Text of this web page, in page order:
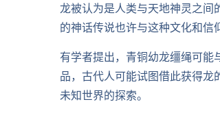
龙被认为是人类与天地神灵之
的神话传说也许与这种文化和信
有学者提出，青铜幼龙缰绳可
品，古代人可能试图借此获得
未知世界的探索。